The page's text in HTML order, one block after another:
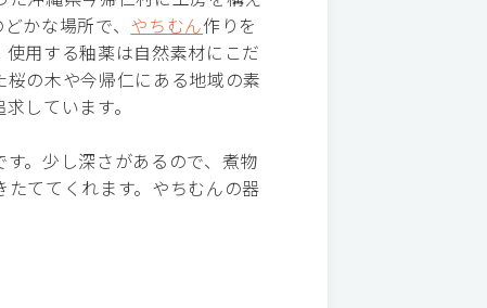
かな場所で、 やちむん作りを
用する釉薬は自然素材にこだ
の木や今帰仁にある地域の素
しています。
。少し深さがあるので、煮物
ててくれます。やちむんの器